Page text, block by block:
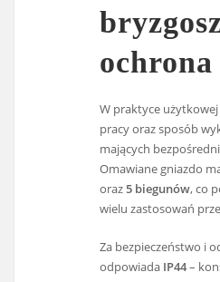
W praktyce
pracy oraz sposób
mających
Omawiane gniazdo
oraz5 biegunów, co
wielu zastosowań
Za bezpieczeństwo i
odpowiada IP44–